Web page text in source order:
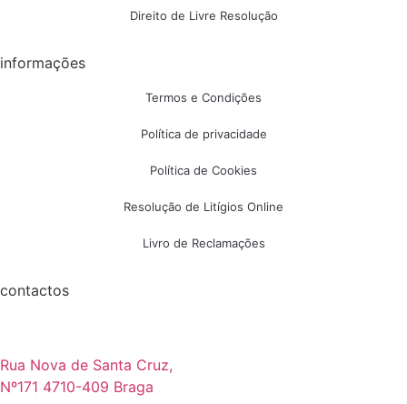
Direito de Livre Resolução
informações
Termos e Condições
Política de privacidade
Política de Cookies
Resolução de Litígios Online
Livro de Reclamações
contactos
Rua Nova de Santa Cruz,
Nº171 4710-409 Braga